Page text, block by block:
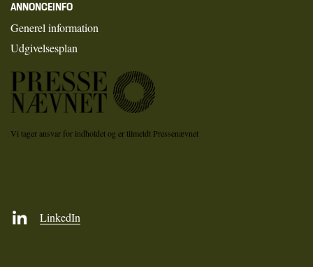
ANNONCEINFO
Generel information
Udgivelsesplan
Vi tager ansvar for indholdet og er tilmeldt Pressenævnet
LinkedIn